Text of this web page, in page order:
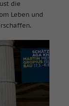
die
Leben und